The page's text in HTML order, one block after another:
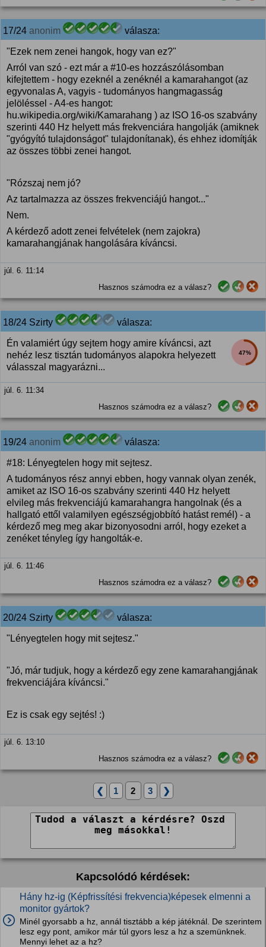
17/24 anonim válasza:
"Ezek nem zenei hangok, hogy van ez?"
Arról van szó - ezt már a #10-es hozzászólásomban
kifejtettem - hogy ezeknél a zenéknél a kamarahangot (az
egyvonalas A, vagyis - tudományos hangmagasság
jelöléssel - A4-es hangot:
hu.wikipedia.org/wiki/Kamarahang ) az ISO 16-os szabvány
szerinti 440 Hz helyett más frekvenciára hangolják (amiknek
"gyógyító tulajdonságot" tulajdonítanak), és ehhez idomítják
az összes többi zenei hangot.
"Rózszaj nem jó?
Az tartalmazza az összes frekvenciájú hangot..."
Nem.
A kérdező adott zenei felvételek (nem zajokra)
kamarahangjának hangolására kíváncsi.
júl. 6. 11:14
Hasznos számodra ez a válasz?
18/24 Szirty válasza:
47%
Én valamiért úgy sejtem hogy amire kíváncsi, azt
nehéz lesz tisztán tudományos alapokra helyezett
válasszal magyarázni...
júl. 6. 11:34
Hasznos számodra ez a válasz?
19/24 anonim válasza:
#18: Lényegtelen hogy mit sejtesz.
A tudományos rész annyi ebben, hogy vannak olyan zenék,
amiket az ISO 16-os szabvány szerinti 440 Hz helyett
elvileg más frekvenciájú kamarahangra hangolnak (és a
hallgató ettől valamilyen egészségjobbító hatást remél) - a
kérdező meg meg akar bizonyosodni arról, hogy ezeket a
zenéket tényleg így hangolták-e.
júl. 6. 11:46
Hasznos számodra ez a válasz?
20/24 Szirty válasza:
"Lényegtelen hogy mit sejtesz."
"Jó, már tudjuk, hogy a kérdező egy zene kamarahangjának
frekvenciájára kíváncsi."
Ez is csak egy sejtés! :)
júl. 6. 13:10
Hasznos számodra ez a válasz?
❮ 1 2 3 ❯
Kapcsolódó kérdések:
Hány hz-ig (Képfrissítési frekvencia)képesek elmenni a
monitor gyártok?
Minél gyorsabb a hz, annál tisztább a kép játéknál. De szerintem
lesz egy pont, amikor már túl gyors lesz a hz a szemünknek.
Mennyi lehet az a hz?